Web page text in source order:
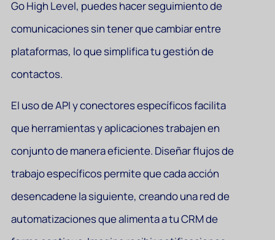
Go High Level, puedes hacer seguimiento de
comunicaciones sin tener que cambiar entre
plataformas, lo que simplifica tu gestión de
contactos.
El uso de API y conectores específicos facilita
que herramientas y aplicaciones trabajen en
conjunto de manera eficiente. Diseñar flujos de
trabajo específicos permite que cada acción
desencadene la siguiente, creando una red de
automatizaciones que alimenta a tu CRM de